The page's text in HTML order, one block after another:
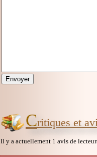
Critiques et
Il y a actuellement 1 avis de